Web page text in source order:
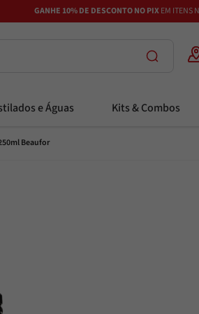
GANHE 10% DE DESCONTO NO PIXEM ITENS
e Águas Kits & Combos
Beaufor